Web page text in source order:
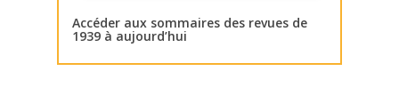
Accéder aux sommaires des revues de
1939 à aujourd’hui